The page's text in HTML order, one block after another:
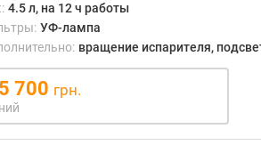
4.5 л, на 12 ч работы
УФ-лампа
вращение испарителя,
700 грн.